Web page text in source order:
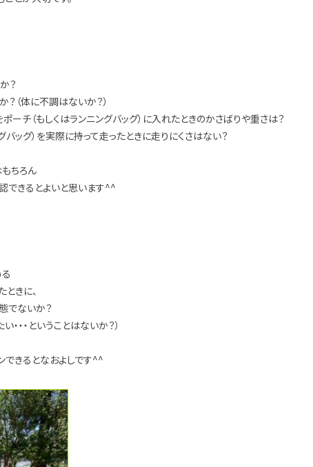
？
？（体に不調はないか？）
ーチ（もしくはランニングバッグ）に入れたときのかさばりや重さは？
バッグ）を実際に持って走ったときに走りにくさはない？
ちろん
できるとよいと思います^^
きに、
でないか？
・・ということはないか？）
できるとなおよしです^^